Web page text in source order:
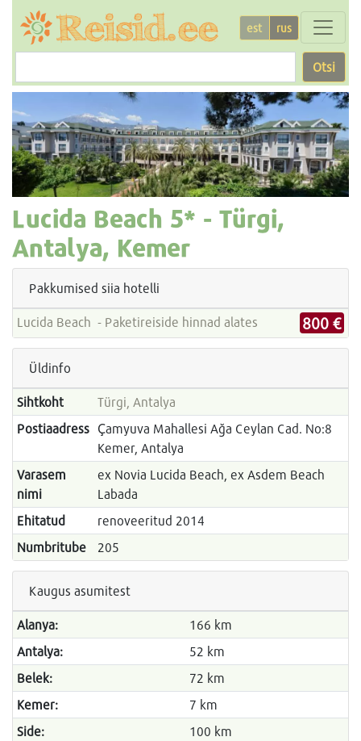
est rus
Otsi
Lucida Beach 5* - Türgi,
Antalya, Kemer
Pakkumised siia hotelli
Lucida Beach - Paketireiside hinnad alates 800 €
Üldinfo
Sihtkoht
Türgi, Antalya
Postiaadress Çamyuva Mahallesi Ağa Ceylan Cad. No:8
Kemer, Antalya
Varasem
nimi
ex Novia Lucida Beach, ex Asdem Beach
Labada
Ehitatud
renoveeritud 2014
Numbritube
205
Kaugus asumitest
Alanya:
166 km
Antalya:
52 km
Belek:
72 km
Kemer:
7 km
Side:
100 km